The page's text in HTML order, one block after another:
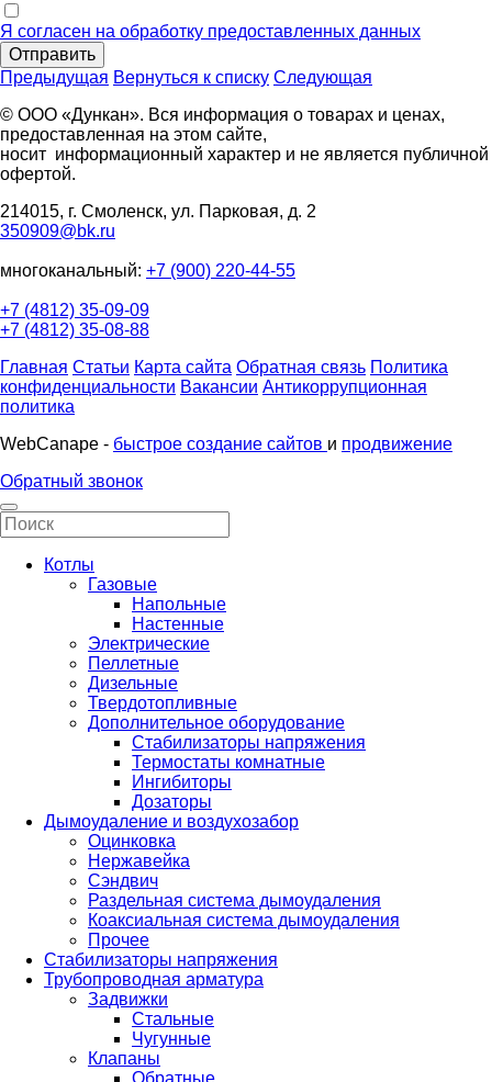
Я согласен на обработку предоставленных данных
Отправить
Предыдущая Вернуться к списку Следующая
© ООО «Дункан». Вся информация о товарах и ценах,
предоставленная на этом сайте,
носит информационный характер и не является публичной
офертой.
214015, г. Смоленск, ул. Парковая, д. 2
350909@bk.ru
многоканальный: +7 (900) 220-44-55
+7 (4812) 35-09-09
+7 (4812) 35-08-88
Главная Статьи Карта сайта Обратная связь Политика
конфиденциальности Вакансии Антикоррупционная
политика
WebCanape - быстрое создание сайтов и продвижение
Обратный звонок
Котлы
Газовые
Напольные
Настенные
Электрические
Пеллетные
Дизельные
Твердотопливные
Дополнительное оборудование
Стабилизаторы напряжения
Термостаты комнатные
Ингибиторы
Дозаторы
Дымоудаление и воздухозабор
Оцинковка
Нержавейка
Сэндвич
Раздельная система дымоудаления
Коаксиальная система дымоудаления
Прочее
Стабилизаторы напряжения
Трубопроводная арматура
Задвижки
Стальные
Чугунные
Клапаны
Обратные